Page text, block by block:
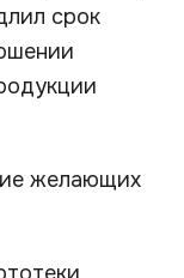
срок
желающих